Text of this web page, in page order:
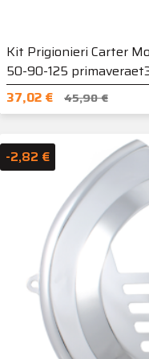
Kit Prigionieri Carter
50-90-125
37,02 €
45,90 €
-2,82 €